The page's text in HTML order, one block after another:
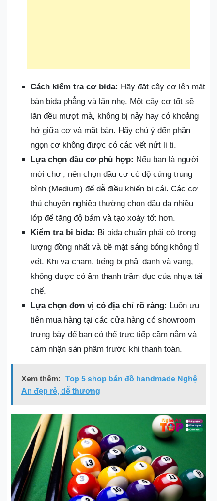
Cách kiểm tra cơ bida: Hãy đặt cây cơ lên mặt
bàn bida phẳng và lăn nhẹ. Một cây cơ tốt sẽ
lăn đều mượt mà, không bị nảy hay có khoảng
hở giữa cơ và mặt bàn. Hãy chú ý đến phần
ngọn cơ không được có các vết nứt li ti.
Lựa chọn đầu cơ phù hợp: Nếu bạn là người
mới chơi, nên chọn đầu cơ có độ cứng trung
bình (Medium) để dễ điều khiển bi cái. Các cơ
thủ chuyên nghiệp thường chọn đầu da nhiều
lớp để tăng độ bám và tạo xoáy tốt hơn.
Kiểm tra bi bida: Bi bida chuẩn phải có trọng
lượng đồng nhất và bề mặt sáng bóng không tì
vết. Khi va chạm, tiếng bi phải đanh và vang,
không được có âm thanh trầm đục của nhựa tái
chế.
Lựa chọn đơn vị có địa chỉ rõ ràng: Luôn ưu
tiên mua hàng tại các cửa hàng có showroom
trưng bày để bạn có thể trực tiếp cầm nắm và
cảm nhận sản phẩm trước khi thanh toán.
Xem thêm:
Top 5 shop bán đồ handmade Nghệ
An đẹp rẻ, dễ thương